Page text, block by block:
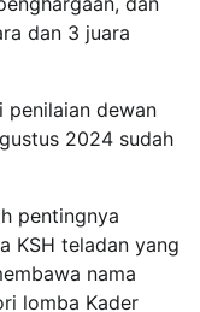
dan 3 juara
penilaian dewan
2024 sudah
pentingnya
KSH teladan yang
nama
lomba Kader